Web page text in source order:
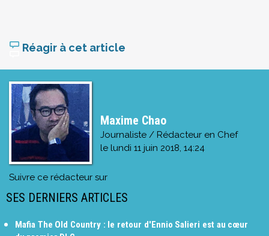
Réagir à cet article
Maxime Chao
Journaliste / Rédacteur en Chef
le lundi 11 juin 2018, 14:24
Suivre ce rédacteur sur
SES DERNIERS ARTICLES
Mafia The Old Country : le retour d'Ennio Salieri est au cœur